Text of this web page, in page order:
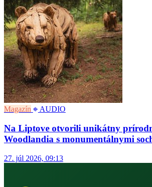
Magazín AUDIO
Na Liptove otvorili unikátny
Woodlandia s monumentálnymi
27. júl 2026, 09:13